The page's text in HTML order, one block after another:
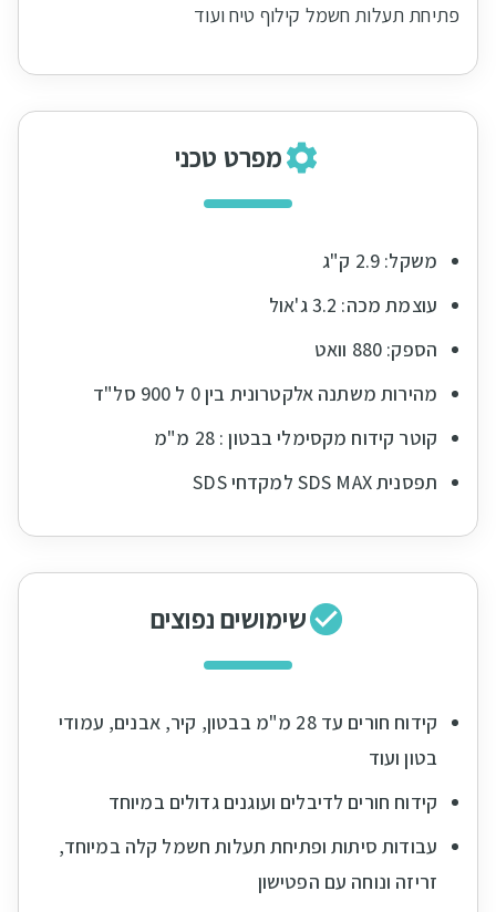
פתיחת תעלות חשמל קילוף טיח ועוד
מפרט טכני
משקל: 2.9 ק"ג
עוצמת מכה: 3.2 ג'אול
הספק: 880 וואט
מהירות משתנה אלקטרונית בין 0 ל 900 סל"ד
קוטר קידוח מקסימלי בבטון : 28 מ"מ
תפסנית SDS MAX למקדחי SDS
שימושים נפוצים
קידוח חורים עד 28 מ"מ בבטון, קיר, אבנים, עמודי
בטון ועוד
קידוח חורים לדיבלים ועוגנים גדולים במיוחד
עבודות סיתות ופתיחת תעלות חשמל קלה במיוחד,
זריזה ונוחה עם הפטישון